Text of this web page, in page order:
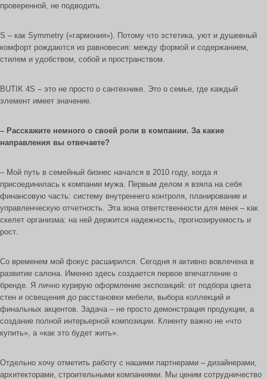
проверенной, не подводить.
S – как Symmetry («гармония»). Потому что эстетика, уют и душевный
комфорт рождаются из равновесия: между формой и содержанием,
стилем и удобством, собой и пространством.
BUTIK 4S – это не просто о сантехнике. Это о семье, где каждый
элемент имеет значение.
– Расскажите немного о своей роли в компании. За какие
направления вы отвечаете?
– Мой путь в семейный бизнес начался в 2010 году, когда я
присоединилась к компании мужа. Первым делом я взяла на себя
финансовую часть: систему внутреннего контроля, планирование и
управленческую отчетность. Эта зона ответственности для меня – как
скелет организма: на ней держится надежность, прогнозируемость и
рост.
Со временем мой фокус расширился. Сегодня я активно вовлечена в
развитие салона. Именно здесь создается первое впечатление о
бренде. Я лично курирую оформление экспозиций: от подбора цвета
стен и освещения до расстановки мебели, выбора коллекций и
финальных акцентов. Задача – не просто демонстрация продукции, а
создание полной интерьерной композиции. Клиенту важно не «что
купить», а «как это будет жить».
Отдельно хочу отметить работу с нашими партнерами – дизайнерами,
архитекторами, строительными компаниями. Мы ценим сотрудничество